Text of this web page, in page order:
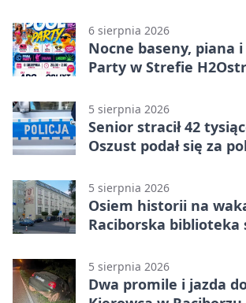
6 sierpnia 2026
Nocne baseny, piana
Party w Strefie
5 sierpnia 2026
Senior stracił 42
Oszust podał się za
5 sierpnia 2026
Osiem historii na
Raciborska biblioteka
5 sierpnia 2026
Dwa promile i jazda